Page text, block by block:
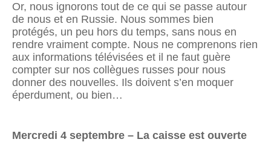
Or, nous ignorons tout de ce qui se passe autour
de nous et en Russie. Nous sommes bien
protégés, un peu hors du temps, sans nous en
rendre vraiment compte. Nous ne comprenons rien
aux informations télévisées et il ne faut guère
compter sur nos collègues russes pour nous
donner des nouvelles. Ils doivent s’en moquer
éperdument, ou bien…
Mercredi 4 septembre – La caisse est ouverte